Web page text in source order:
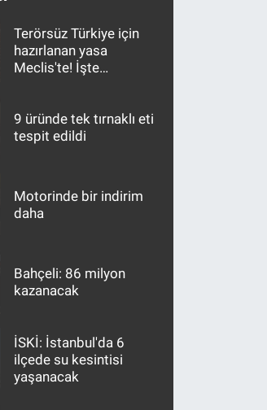
Terörsüz Türkiye için
hazırlanan yasa
Meclis'te! İşte
9 üründe tek tırnaklı eti
tespit edildi
Motorinde bir indirim
daha
Bahçeli: 86 milyon
kazanacak
İSKİ: İstanbul'da 6
ilçede su kesintisi
yaşanacak